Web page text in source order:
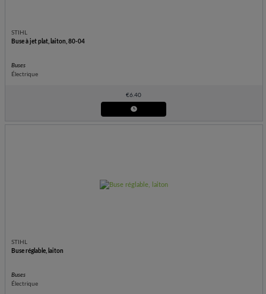
STIHL
Buse à jet plat, laiton, 80-04
Buses
Électrique
€6.40
STIHL
Buse réglable, laiton
Buses
Électrique